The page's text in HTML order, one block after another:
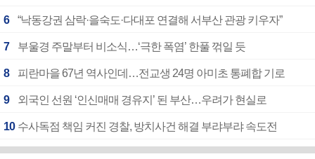
6 “낙동강권 삼락·을숙도·다대포 연결해 서부산 관광 키우자”
7 부울경 주말부터 비소식…‘극한 폭염’ 한풀 꺾일 듯
8 피란마을 67년 역사인데…전교생 24명 아미초 통폐합 기로
9 외국인 선원 ‘인신매매 경유지’ 된 부산…우려가 현실로
10 수사독점 책임 커진 경찰, 방치사건 해결 부랴부랴 속도전